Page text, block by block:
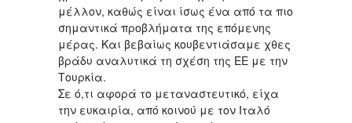
μέλλον, καθώς είναι ίσως ένα από τα πιο
σημαντικά προβλήματα της επόμενης
μέρας. Και βεβαίως κουβεντιάσαμε χθες
βράδυ αναλυτικά τη σχέση της ΕΕ με την
Τουρκία.
Σε ό,τι αφορά το μεταναστευτικό, είχα
την ευκαιρία, από κοινού με τον Ιταλό